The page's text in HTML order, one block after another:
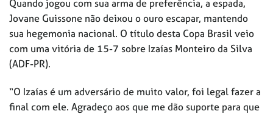
Quando jogou com sua arma de preferência, a espada,
Jovane Guissone não deixou o ouro escapar, mantendo
sua hegemonia nacional. O título desta Copa Brasil veio
com uma vitória de 15-7 sobre Izaías Monteiro da Silva
(ADF-PR).
“O Izaías é um adversário de muito valor, foi legal fazer a
final com ele. Agradeço aos que me dão suporte para que